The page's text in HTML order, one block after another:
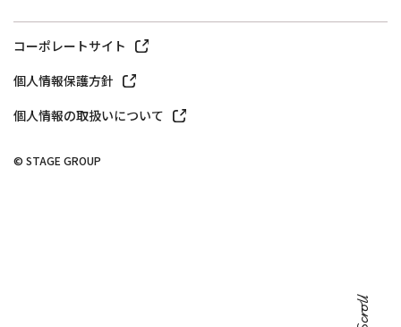
Scroll
コーポレートサイト
個人情報保護方針
個人情報の取扱いについて
© STAGE GROUP